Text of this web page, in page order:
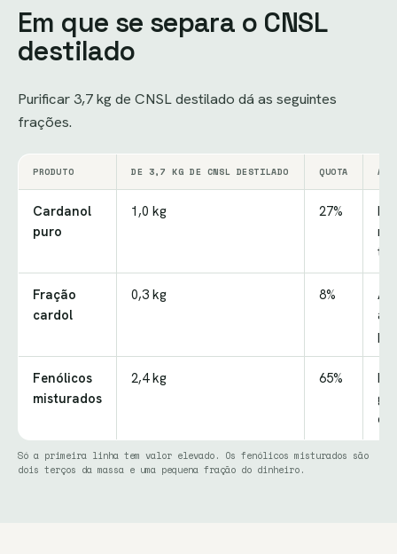
Em que se separa o CNSL
destilado
Purificar 3,7 kg de CNSL destilado dá as seguintes
frações.
PRODUTO DE 3,7 KG DE CNSL DESTILADO QUOTA
Cardanol
puro
1,0 kg 27%
Fração
cardol
0,3 kg 8%
Fenólicos
misturados
2,4 kg 65%
Só a primeira linha tem valor elevado. Os fenólicos misturados são
dois terços da massa e uma pequena fração do dinheiro.